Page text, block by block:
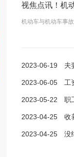
债务应该如何分担：对于夫
机动车与机动车事
2023-06-19 夫妻共
2023-06-05 工资
2023-05-22 职工福
2023-04-25 收养关
2023-04-25 没结